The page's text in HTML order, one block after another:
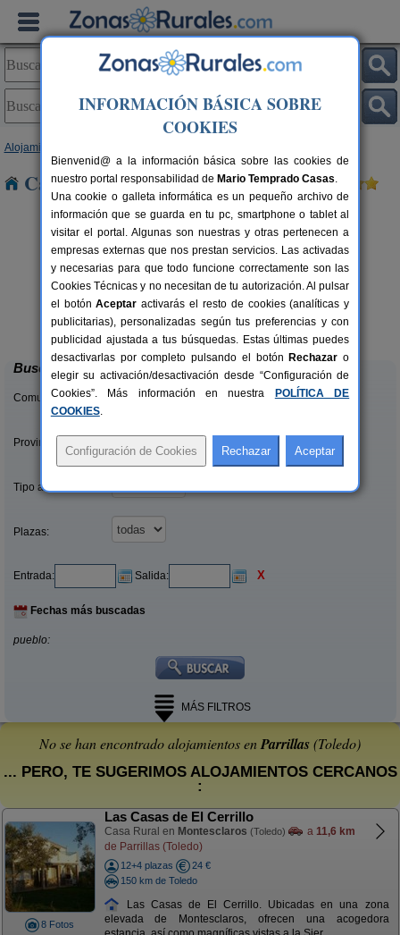
Alojamientos
Casas Rurales cerca de Parrillas
8-14+4 pers.
desde30 €
Casa Rural Dos Hermanas
Navahermosa (Toledo)
Buscar
Comunidades:
Provincias/Islas:
Tipo alquiler:
Plazas:
Entrada: Salida: X
Fechas más buscadas
pueblo:
MÁS FILTROS
No se han encontrado alojamientos enParrillas(Toledo)
... PERO, TE SUGERIMOS ALOJAMIENTOS CERCANOS
:
8 Fotos
Las Casas de El Cerrillo
Casa Rural en Montesclaros (Toledo) a 11,6 km
de Parrillas (Toledo)
12+4 plazas
24 €
150 km de Toledo
Las Casas de El Cerrillo. Ubicadas en una zona
elevada de Montesclaros, ofrecen una acogedora
INFORMACIÓN BÁSICA SOBRE
COOKIES
Bienvenid@ a la información básica sobre las cookies de
nuestro portal responsabilidad de Mario Temprado Casas.
Una cookie o galleta informática es un pequeño archivo de
información que se guarda en tu pc, smartphone o tablet al
visitar el portal. Algunas son nuestras y otras pertenecen a
empresas externas que nos prestan servicios. Las activadas
y necesarias para que todo funcione correctamente son las
Cookies Técnicas y no necesitan de tu autorización. Al pulsar
el botónAceptar activarás el resto de cookies (analíticas y
publicitarias), personalizadas según tus preferencias y con
publicidad ajustada a tus búsquedas. Estas últimas puedes
desactivarlas por completo pulsando el botón Rechazar o
elegir su activación/desactivación desde “Configuración de
Cookies”. Más información en nuestra
POLÍTICA DE
COOKIES.